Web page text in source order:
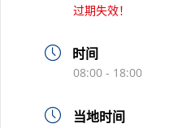
过期失效！
时间
08:00 - 18:00
当地时间